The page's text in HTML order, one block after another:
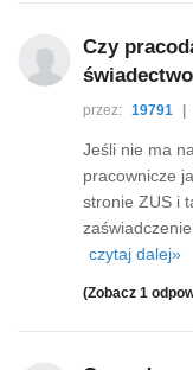
Czy
przez: 19791
Jeśli nie ma
pracownicze
stronie ZUS i
czytaj dalej»
(Zobacz 1